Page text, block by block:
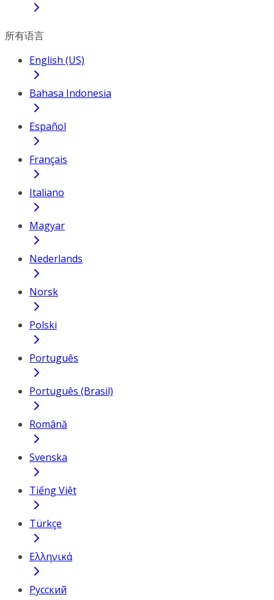
所有语言
English (US)
Bahasa Indonesia
Español
Français
Italiano
Magyar
Nederlands
Norsk
Polski
Português
Português (Brasil)
Română
Svenska
Tiếng Việt
Türkçe
Ελληνικά
Русский